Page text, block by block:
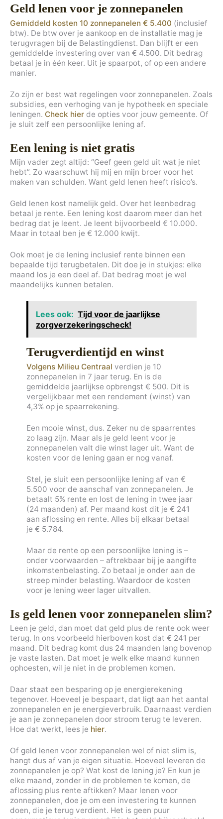
Geld lenen voor je zonnepanelen
Gemiddeld kosten 10 zonnepanelen € 5.400 (inclusief
btw). De btw over je aankoop en de installatie mag je
terugvragen bij de Belastingdienst. Dan blijft er een
gemiddelde investering over van € 4.500. Dit bedrag
betaal je in één keer. Uit je spaarpot, of op een andere
manier.
Zo zijn er best wat regelingen voor zonnepanelen. Zoals
subsidies, een verhoging van je hypotheek en speciale
leningen. Check hier de opties voor jouw gemeente. Of
je sluit zelf een persoonlijke lening af.
Een lening is niet gratis
Mijn vader zegt altijd: “Geef geen geld uit wat je niet
hebt”. Zo waarschuwt hij mij en mijn broer voor het
maken van schulden. Want geld lenen heeft risico’s.
Geld lenen kost namelijk geld. Over het leenbedrag
betaal je rente. Een lening kost daarom meer dan het
bedrag dat je leent. Je leent bijvoorbeeld € 10.000.
Maar in totaal ben je € 12.000 kwijt.
Ook moet je de lening inclusief rente binnen een
bepaalde tijd terugbetalen. Dit doe je in stukjes: elke
maand los je een deel af. Dat bedrag moet je wel
maandelijks kunnen betalen.
Lees ook: Tijd voor de jaarlijkse
zorgverzekeringscheck!
Terugverdientijd en winst
Volgens Milieu Centraal verdien je 10
zonnepanelen in 7 jaar terug. En is de
gemiddelde jaarlijkse opbrengst € 500. Dit is
vergelijkbaar met een rendement (winst) van
4,3% op je spaarrekening.
Een mooie winst, dus. Zeker nu de spaarrentes
zo laag zijn. Maar als je geld leent voor je
zonnepanelen valt die winst lager uit. Want de
kosten voor de lening gaan er nog vanaf.
Stel, je sluit een persoonlijke lening af van €
5.500 voor de aanschaf van zonnepanelen. Je
betaalt 5% rente en lost de lening in twee jaar
(24 maanden) af. Per maand kost dit je € 241
aan aflossing en rente. Alles bij elkaar betaal
je € 5.784.
Maar de rente op een persoonlijke lening is –
onder voorwaarden – aftrekbaar bij je aangifte
inkomstenbelasting. Zo betaal je onder aan de
streep minder belasting. Waardoor de kosten
voor je lening weer lager uitvallen.
Is geld lenen voor zonnepanelen slim?
Leen je geld, dan moet dat geld plus de rente ook weer
terug. In ons voorbeeld hierboven kost dat € 241 per
maand. Dit bedrag komt dus 24 maanden lang bovenop
je vaste lasten. Dat moet je welk elke maand kunnen
ophoesten, wil je niet in de problemen komen.
Daar staat een besparing op je energierekening
tegenover. Hoeveel je bespaart, dat ligt aan het aantal
zonnepanelen en je energieverbruik. Daarnaast verdien
je aan je zonnepanelen door stroom terug te leveren.
Hoe dat werkt, lees je hier.
Of geld lenen voor zonnepanelen wel of niet slim is,
hangt dus af van je eigen situatie. Hoeveel leveren de
zonnepanelen je op? Wat kost de lening je? En kun je
elke maand, zonder in de problemen te komen, de
aflossing plus rente aftikken? Maar lenen voor
zonnepanelen, doe je om een investering te kunnen
doen, die je terug verdient. Het is geen puur